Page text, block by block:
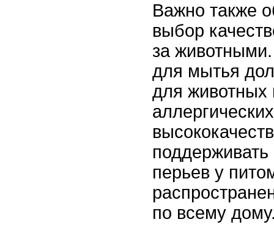
Важно также
выбор
за
для мытья
для животных
перьев у
по всему